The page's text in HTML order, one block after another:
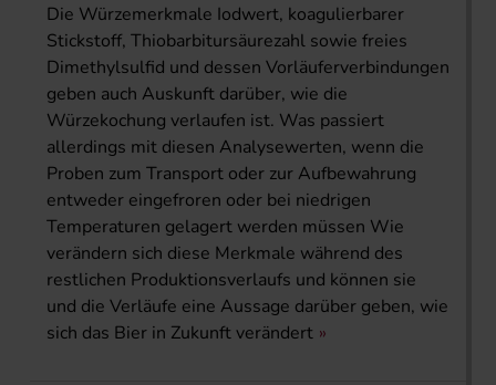
Die Würzemerkmale Iodwert, koagulierbarer
Stickstoff, Thiobarbitursäurezahl sowie freies
Dimethylsulfid und dessen Vorläuferverbindungen
geben auch Auskunft darüber, wie die
Würzekochung verlaufen ist. Was passiert
allerdings mit diesen Analysewerten, wenn die
Proben zum Transport oder zur Aufbewahrung
entweder eingefroren oder bei niedrigen
Temperaturen gelagert werden müssen Wie
verändern sich diese Merkmale während des
restlichen Produktionsverlaufs und können sie
und die Verläufe eine Aussage darüber geben, wie
sich das Bier in Zukunft verändert